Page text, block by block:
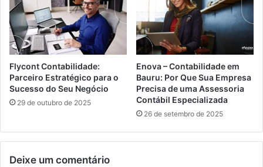
Flycont Contabilidade:
Parceiro Estratégico para o
Sucesso do Seu Negócio
29 de outubro de 2025
Enova – Contabilidade em
Bauru: Por Que Sua Empresa
Precisa de uma Assessoria
Contábil Especializada
26 de setembro de 2025
Deixe um comentário